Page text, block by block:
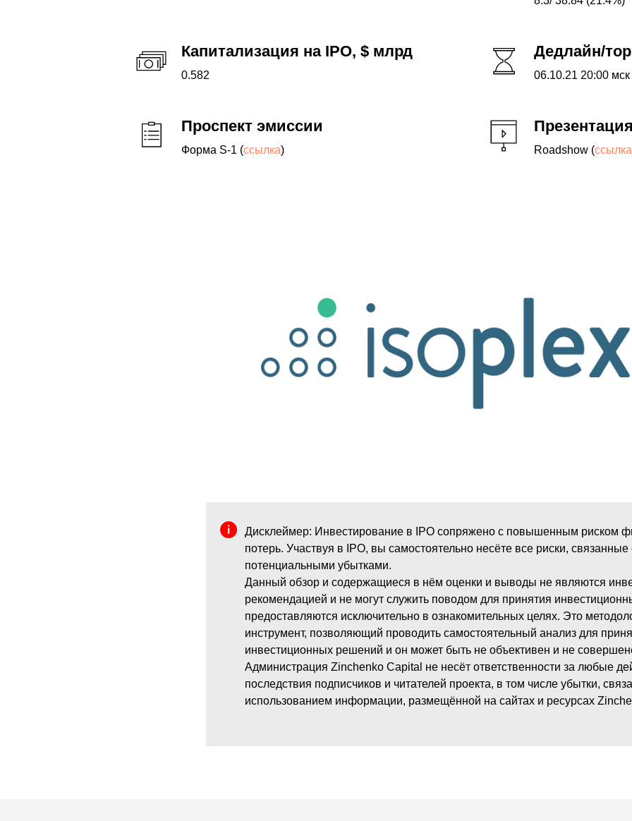
Капитализация на IPO, $ млрд
0.582
Дедлайн/
06.10.21 20:00
Проспект эмиссии
Форма S-1 (ссылка)
Презентация
Roadshow (ссылка
Дисклеймер: Инвестирование в IPO сопряжено с повышенным риском
потерь. Участвуя в IPO, вы самостоятельно несёте все риски, связанные
потенциальными убытками.
Данный обзор и содержащиеся в нём оценки и выводы не являются
рекомендацией и не могут служить поводом для принятия
предоставляются исключительно в ознакомительных целях. Это
инструмент, позволяющий проводить самостоятельный анализ для
инвестиционных решений и он может быть не объективен и не
Администрация Zinchenko Capital не несёт ответственности за любые
последствия подписчиков и читателей проекта, в том числе убытки,
использованием информации, размещённой на сайтах и ресурсах